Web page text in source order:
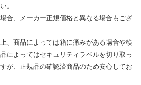
。
合、メーカー正規価格と異なる場合もござ
、商品によっては箱に痛みがある場合や検
によってはセキュリティラベルを切り取っ
が、正規品の確認済商品のため安心してお